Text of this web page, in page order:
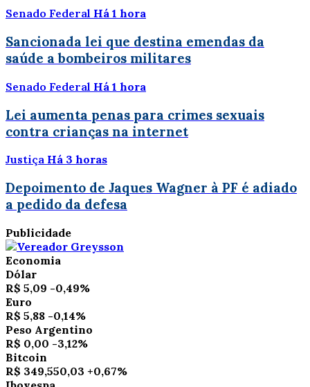
Senado Federal Há 1 hora
Sancionada lei que destina emendas da
saúde a bombeiros militares
Senado Federal Há 1 hora
Lei aumenta penas para crimes sexuais
contra crianças na internet
Justiça Há 3 horas
Depoimento de Jaques Wagner à PF é adiado
a pedido da defesa
Publicidade
Economia
Dólar
R$ 5,09 -0,49%
Euro
R$ 5,88 -0,14%
Peso Argentino
R$ 0,00 -3,12%
Bitcoin
R$ 349,550,03 +0,67%